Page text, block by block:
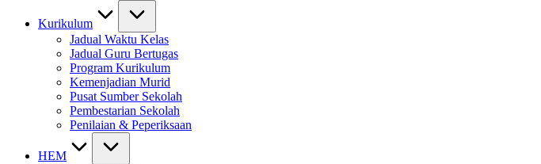
Kurikulum
Jadual Waktu Kelas
Jadual Guru Bertugas
Program Kurikulum
Kemenjadian Murid
Pusat Sumber Sekolah
Pembestarian Sekolah
Penilaian & Peperiksaan
HEM